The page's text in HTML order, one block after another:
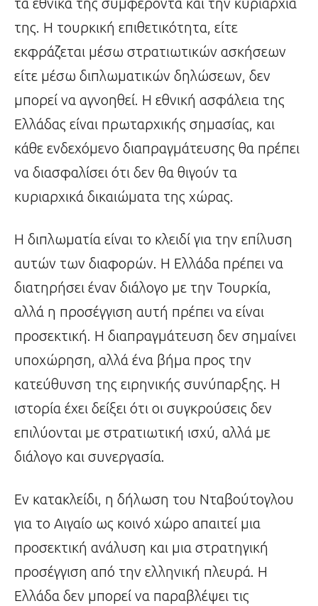
τα εθνικά της συμφέροντα και την κυριαρχία
της. Η τουρκική επιθετικότητα, είτε
εκφράζεται μέσω στρατιωτικών ασκήσεων
είτε μέσω διπλωματικών δηλώσεων, δεν
μπορεί να αγνοηθεί. Η εθνική ασφάλεια της
Ελλάδας είναι πρωταρχικής σημασίας, και
κάθε ενδεχόμενο διαπραγμάτευσης θα πρέπει
να διασφαλίσει ότι δεν θα θιγούν τα
κυριαρχικά δικαιώματα της χώρας.
Η διπλωματία είναι το κλειδί για την επίλυση
αυτών των διαφορών. Η Ελλάδα πρέπει να
διατηρήσει έναν διάλογο με την Τουρκία,
αλλά η προσέγγιση αυτή πρέπει να είναι
προσεκτική. Η διαπραγμάτευση δεν σημαίνει
υποχώρηση, αλλά ένα βήμα προς την
κατεύθυνση της ειρηνικής συνύπαρξης. Η
ιστορία έχει δείξει ότι οι συγκρούσεις δεν
επιλύονται με στρατιωτική ισχύ, αλλά με
διάλογο και συνεργασία.
Εν κατακλείδι, η δήλωση του Νταβούτογλου
για το Αιγαίο ως κοινό χώρο απαιτεί μια
προσεκτική ανάλυση και μια στρατηγική
προσέγγιση από την ελληνική πλευρά. Η
Ελλάδα δεν μπορεί να παραβλέψει τις